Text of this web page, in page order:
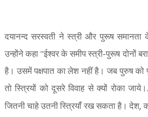
दयानन्द सरस्वती ने स्त्री और पुरूष समानता
उन्होंने कहा "ईश्वर के समीप स्त्री-पुरूष दोनों
है। उसमें पक्षपात का लेश नहीं है। जब पुरुष को
तो स्त्रियों को दूसरे विवाह से क्यों रोका
जितनी चाहे उतनी स्त्रियाँ रख सकता है। देश,